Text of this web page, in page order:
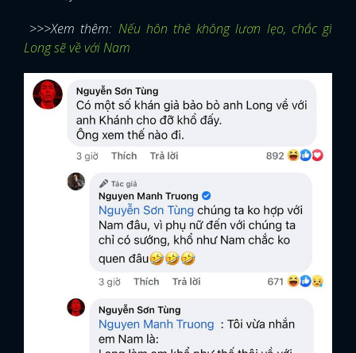
>>>Xem thêm: Nếu hôn thê không lươn lẹo, chắc gì
Long sẽ về với Nam